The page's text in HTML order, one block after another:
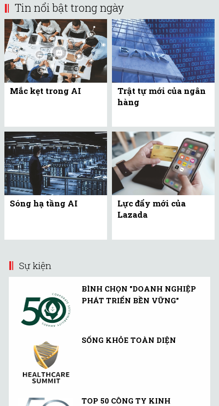
Tin nổi bật trong ngày
Mắc kẹt trong AI
Trật tự mới của ngân
hàng
Sóng hạ tầng AI
Lực đẩy mới của
Lazada
Sự kiện
BÌNH CHỌN "DOANH NGHIỆP
PHÁT TRIỂN BỀN VỮNG"
SỐNG KHỎE TOÀN DIỆN
TOP 50 CÔNG TY KINH